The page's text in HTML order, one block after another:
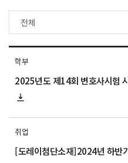
학부
2025년도 제14회 변호사시험
취업
[도레이첨단소재]2024년 하반